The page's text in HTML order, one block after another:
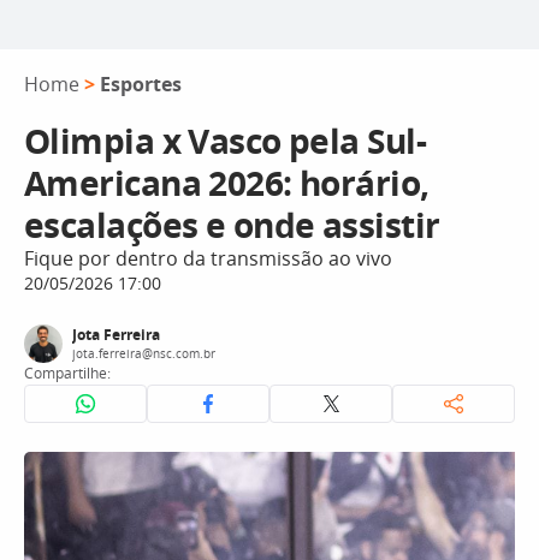
Home > Esportes
Olimpia x Vasco pela Sul-
Americana 2026: horário,
escalações e onde assistir
Fique por dentro da transmissão ao vivo
20/05/2026 17:00
Jota Ferreira
jota.ferreira@nsc.com.br
Compartilhe: